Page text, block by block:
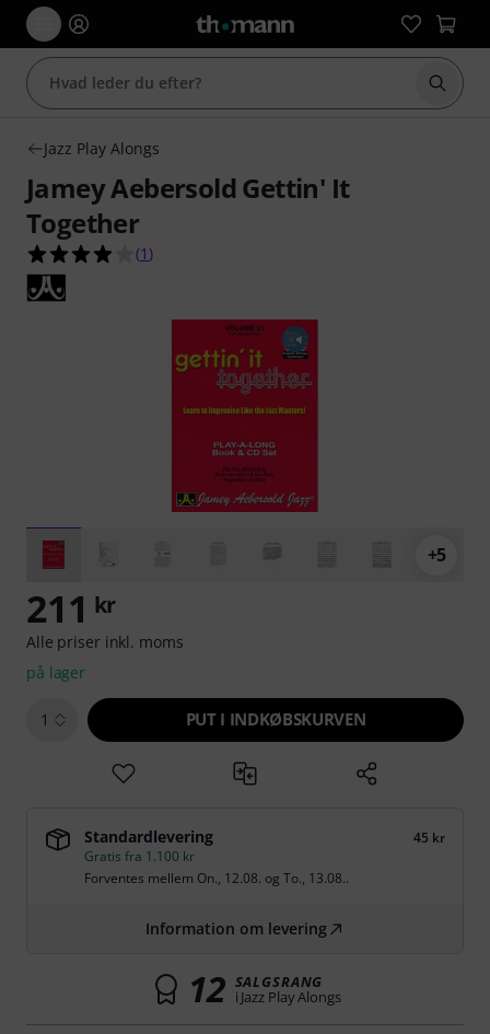
Start
Jazz Play Alongs
Jamey Aebersold Gettin' It
Together
4.0 ud af 5 stjerner fra 1 kundebedømmelser
(1 )
+5
211 kr
Alle priser inkl. moms
på lager
1 PUT I INDKØBSKURVEN
Standardlevering
45 kr
Gratis fra 1.100 kr
Forventes mellem On., 12.08. og To., 13.08..
Information om levering
12 SALGSRANG
i Jazz Play Alongs